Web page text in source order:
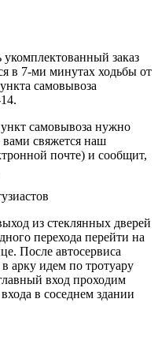
заказ
в 7-ми минутах ходьбы от
самовывоза
самовывоза нужно
вами свяжется наш
почте) и сообщит,
из стеклянных дверей
перехода перейти на
После автосервиса
арку идем по тротуару
вход проходим
в соседнем здании